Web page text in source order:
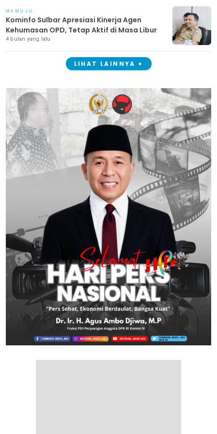
MAMUJU
Kominfo Sulbar Apresiasi Kinerja Agen
Kehumasan OPD, Tetap Aktif di Masa Libur
4 bulan yang lalu
LIHAT LAINNYA +